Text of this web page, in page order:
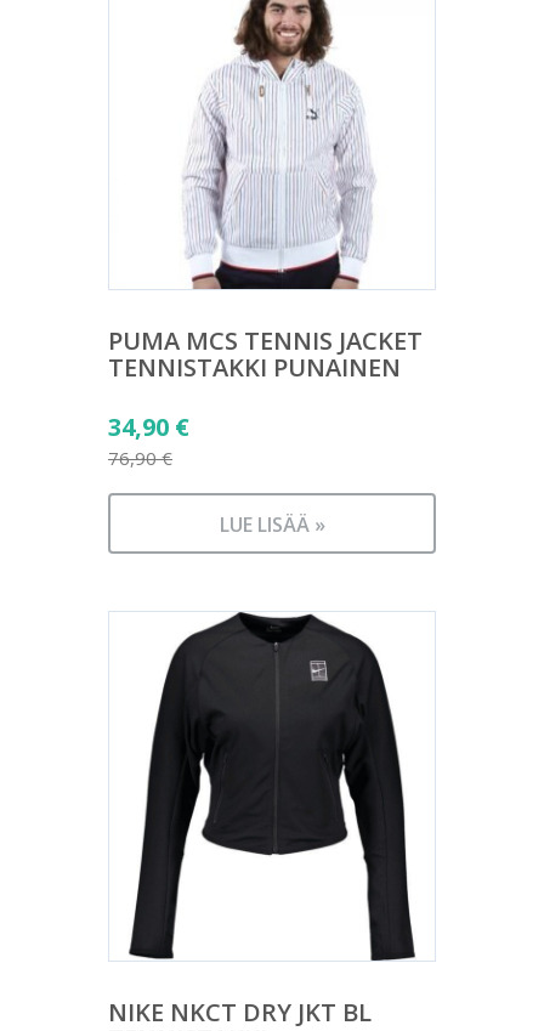
PUMA MCS TENNIS JACKET
TENNISTAKKI PUNAINEN
76,90€
Alkuperäinen
hinta
oli:
34,90 €
Nykyinen
on:
LUE LISÄÄ »
NIKE NKCT DRY JKT BL